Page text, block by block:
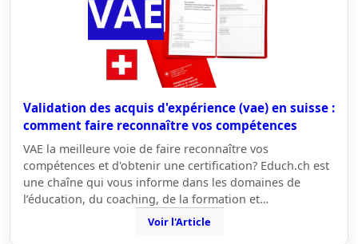
Validation des acquis d'expérience (vae) en suisse :
comment faire reconnaître vos compétences
VAE la meilleure voie de faire reconnaître vos
compétences et d'obtenir une certification? Educh.ch est
une chaîne qui vous informe dans les domaines de
l’éducation, du coaching, de la formation et…
Voir l'Article